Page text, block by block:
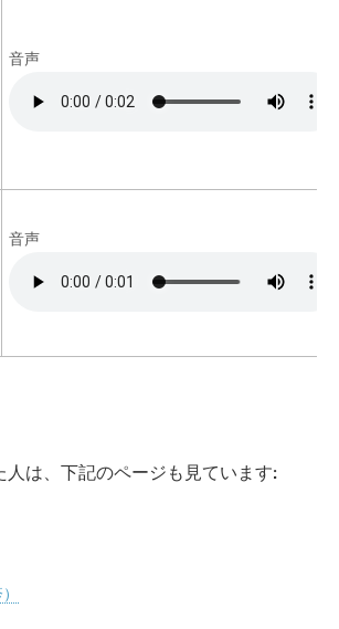
音声
音声
人は、下記のページも見ています: